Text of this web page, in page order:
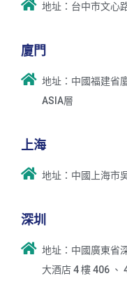
地址：台中市文心
廈門
地址：中國福建省
ASIA層
上海
地址：中國上海市
深圳
地址：中國廣東省
大酒店 4 樓 406 、